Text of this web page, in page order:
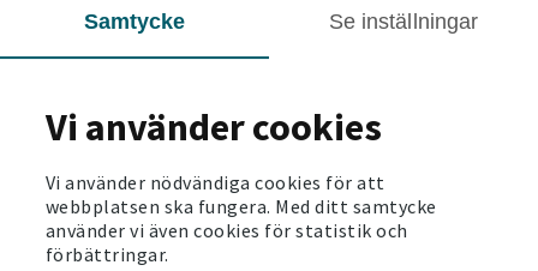
Samtycke Se inställningar
Vi använder cookies
Vi använder nödvändiga cookies för att
webbplatsen ska fungera. Med ditt samtycke
använder vi även cookies för statistik och
förbättringar.
2026-06-03
Svensk pensionsfond investerar en miljard för
stärkta boendemiljöer
Läs mer